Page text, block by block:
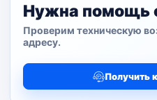
Нужна помощь
Проверим техническую
адресу.
Получить